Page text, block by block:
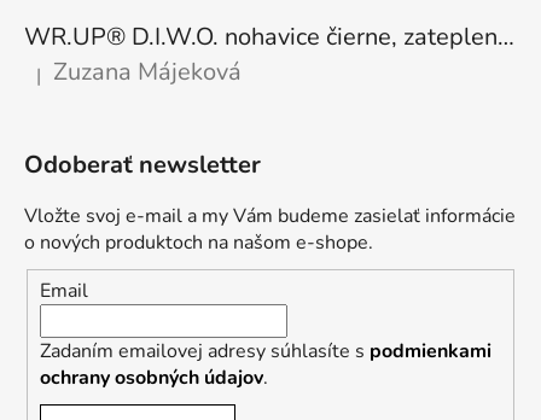
WR.UP® D.I.W.O. nohavice čierne, zateplené, regular pás, WRUP1RF444, N
Hodnotenie produktu je 5 z 5 hviezdičiek.
| Zuzana Májeková
Odoberať newsletter
Vložte svoj e-mail a my Vám budeme zasielať informácie
o nových produktoch na našom e-shope.
Email
Zadaním emailovej adresy súhlasíte s podmienkami
ochrany osobných údajov.